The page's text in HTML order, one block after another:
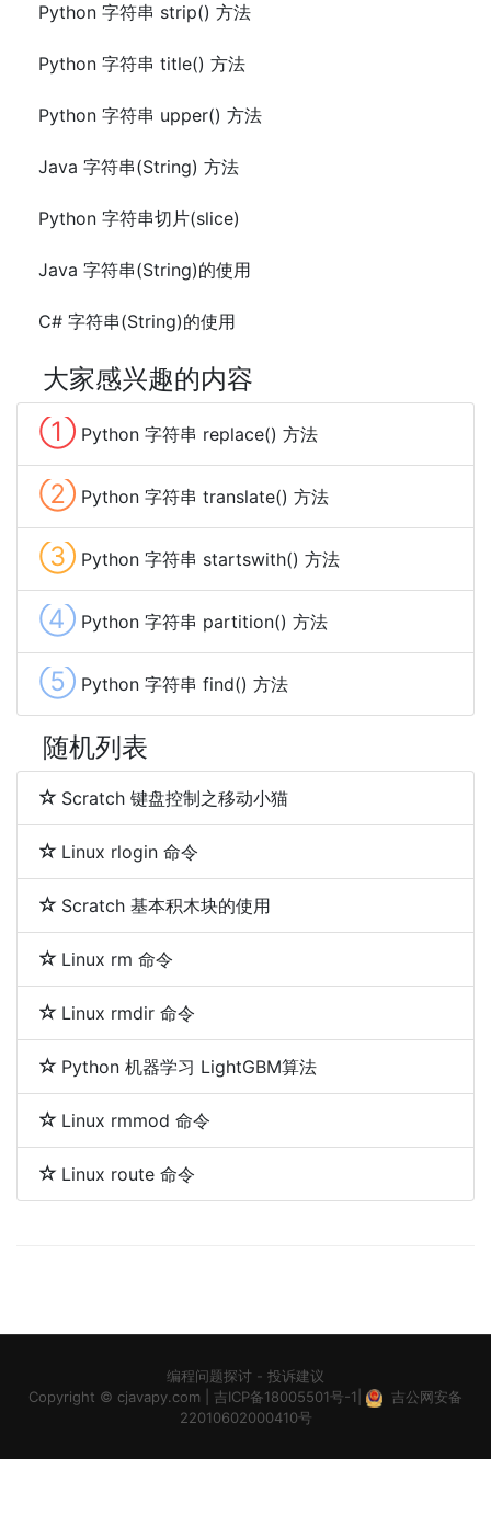
Python 字符串 strip() 方法
Python 字符串 title() 方法
Python 字符串 upper() 方法
Java 字符串(String) 方法
Python 字符串切片(slice)
Java 字符串(String)的使用
C# 字符串(String)的使用
大家感兴趣的内容
① Python 字符串 replace() 方法
② Python 字符串 translate() 方法
③ Python 字符串 startswith() 方法
④ Python 字符串 partition() 方法
⑤ Python 字符串 find() 方法
随机列表
Scratch 键盘控制之移动小猫
Linux rlogin 命令
Scratch 基本积木块的使用
Linux rm 命令
Linux rmdir 命令
Python 机器学习 LightGBM算法
Linux rmmod 命令
Linux route 命令
编程问题探讨 - 投诉建议
Copyright © cjavapy.com 吉ICP备18005501号-1
吉公网安备
22010602000410号